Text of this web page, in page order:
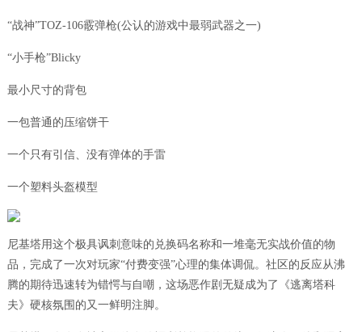
“战神”TOZ-106霰弹枪(公认的游戏中最弱武器之一)
“小手枪”Blicky
最小尺寸的背包
一包普通的压缩饼干
一个只有引信、没有弹体的手雷
一个塑料头盔模型
尼基塔用这个极具讽刺意味的兑换码名称和一堆毫无实战价值的物
品，完成了一次对玩家“付费变强”心理的集体调侃。社区的反应从沸
腾的期待迅速转为错愕与自嘲，这场恶作剧无疑成为了《逃离塔科
夫》硬核氛围的又一鲜明注脚。